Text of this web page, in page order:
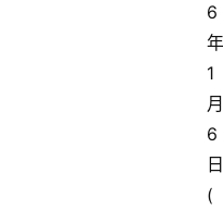
6
年
1
月
6
日
(